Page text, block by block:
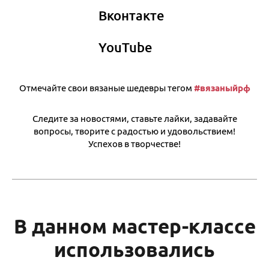
Вконтакте
YouTube
Отмечайте свои вязаные шедевры тегом #вязаныйрф
Следите за новостями, ставьте лайки, задавайте
вопросы, творите с радостью и удовольствием!
Успехов в творчестве!
В данном мастер-классе
использовались